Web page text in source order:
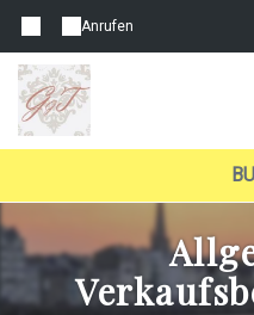
Anrufen